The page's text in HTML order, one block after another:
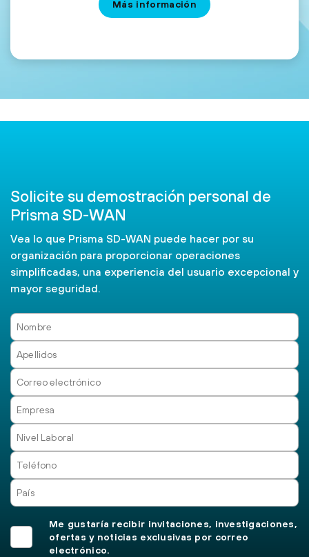
Más información
Solicite su demostración personal de
Prisma SD-WAN
Vea lo que Prisma SD-WAN puede hacer por su
organización para proporcionar operaciones
simplificadas, una experiencia del usuario excepcional y
mayor seguridad.
Me gustaría recibir invitaciones, investigaciones,
ofertas y noticias exclusivas por correo
electrónico.